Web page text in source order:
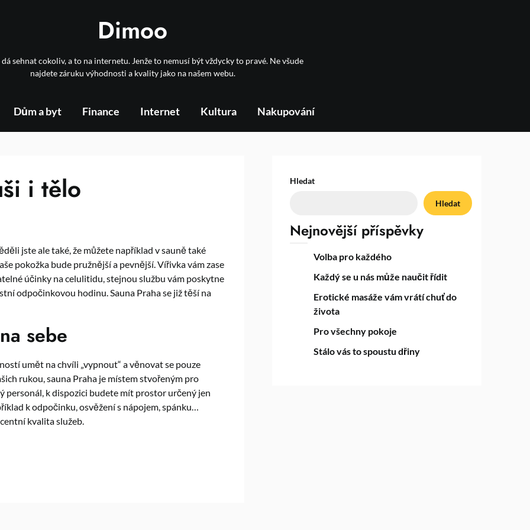
Dimoo
dá sehnat cokoliv, a to na internetu. Jenže to nemusí být vždycky to pravé. Ne všude
najdete záruku výhodnosti a kvality jako na našem webu.
Dům a byt Finance Internet Kultura Nakupování
i tělo
jste ale také, že můžete například v sauně také
pokožka bude pružnější a pevnější. Vířivka vám zase
účinky na celulitidu, stejnou službu vám poskytne
odpočinkovou hodinu.Sauna Prahase již těší na
sebe
umět na chvíli „vypnout“ a věnovat se pouze
rukou, sauna Praha je místem stvořeným pro
k dispozici budete mít prostor určený jen
k odpočinku, osvěžení s nápojem, spánku…
kvalita služeb.
Hledat
Hledat
Nejnovější příspěvky
Volba pro každého
Každý se u nás může naučit řídit
Erotické masáže vám vrátí chuť do
života
Pro všechny pokoje
Stálo vás to spoustu dřiny